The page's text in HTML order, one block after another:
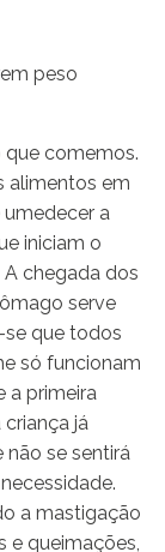
peso
que comemos.
alimentos em
a
iniciam o
chegada dos
serve
se que todos
só funcionam
a primeira
já
se sentirá
a mastigação
e queimações,